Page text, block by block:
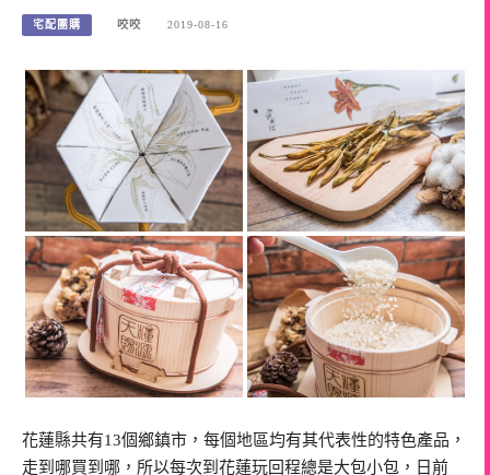
宅配團購 咬咬 2019-08-16
花蓮縣共有13個鄉鎮市，每個地區均有其代表性的特色產品，
走到哪買到哪，所以每次到花蓮玩回程總是大包小包，日前